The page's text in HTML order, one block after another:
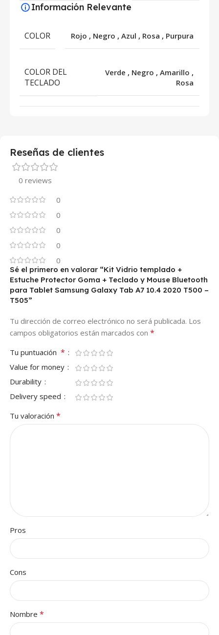
Información Relevante
COLOR Rojo , Negro , Azul , Rosa , Purpura
COLOR DEL
TECLADO
Verde , Negro , Amarillo ,
Rosa
Reseñas de clientes
0 reviews
0
0
0
0
0
Sé el primero en valorar “Kit Vidrio templado +
Estuche Protector Goma + Teclado y Mouse Bluetooth
para Tablet Samsung Galaxy Tab A7 10.4 2020 T500 –
T505”
Tu dirección de correo electrónico no será publicada. Los
campos obligatorios están marcados con *
Tu puntuación *
Value for money
Durability
Delivery speed
Tu valoración *
Pros
Cons
Nombre *